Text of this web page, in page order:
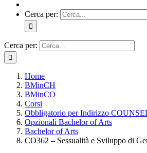
Cerca per:
Cerca per:
Home
BMinCH
BMinCO
Corsi
Obbligatorio per Indirizzo
Opzionali Bachelor of Arts
Bachelor of Arts
CO362 – Sessualità e Sviluppo di